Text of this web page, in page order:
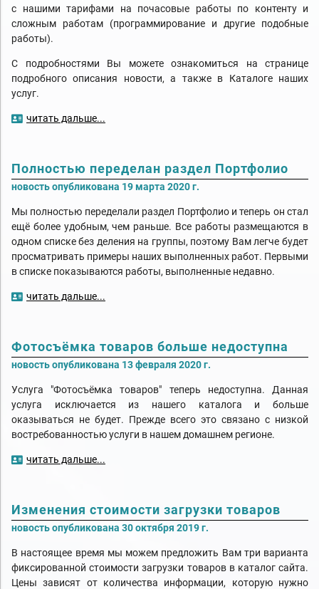
с нашими тарифами на почасовые работы по контенту и
сложным работам (программирование и другие подобные
работы).
С подробностями Вы можете ознакомиться на странице
подробного описания новости, а также в Каталоге наших
услуг.
читать дальше...
Полностью переделан раздел Портфолио
новость опубликована 19 марта 2020 г.
Мы полностью переделали раздел Портфолио и теперь он стал
ещё более удобным, чем раньше. Все работы размещаются в
одном списке без деления на группы, поэтому Вам легче будет
просматривать примеры наших выполненных работ. Первыми
в списке показываются работы, выполненные недавно.
читать дальше...
Фотосъёмка товаров больше недоступна
новость опубликована 13 февраля 2020 г.
Услуга "Фотосъёмка товаров" теперь недоступна. Данная
услуга исключается из нашего каталога и больше
оказываться не будет. Прежде всего это связано с низкой
востребованностью услуги в нашем домашнем регионе.
читать дальше...
Изменения стоимости загрузки товаров
новость опубликована 30 октября 2019 г.
В настоящее время мы можем предложить Вам три варианта
фиксированной стоимости загрузки товаров в каталог сайта.
Цены зависят от количества информации, которую нужно